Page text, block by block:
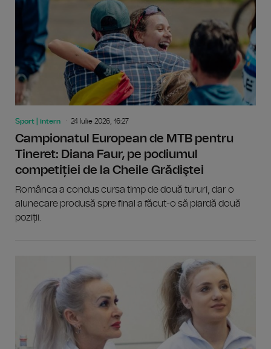
Sport | intern 24 Iulie 2026, 16:27
Campionatul European de MTB pentru
Tineret: Diana Faur, pe podiumul
competiției de la Cheile Grădiştei
Românca a condus cursa timp de două tururi, dar o
alunecare produsă spre final a făcut-o să piardă două
poziții.